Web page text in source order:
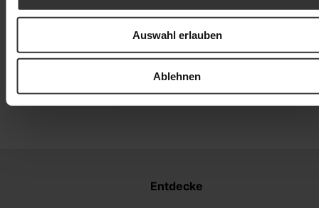
Auswahl erlauben
Ablehnen
Entdecke